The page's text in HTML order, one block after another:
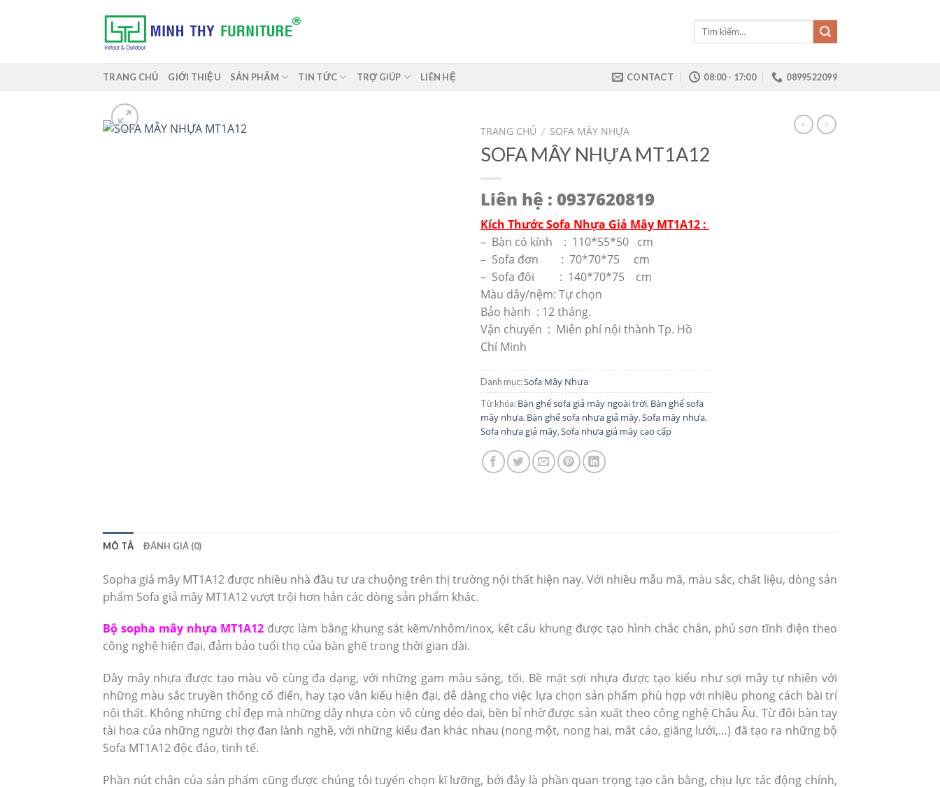
Tìm
TRANG CHỦ GIỚI THIỆU SẢN PHẨM TIN TỨC TRỢ GIÚP LIÊN HỆ CONTACT 08:00 - 17:00 0899522099
TRANG CHỦ / SOFA MÂY NHỰA
SOFA MÂY NHỰA MT1A12
Liên hệ : 0937620819
Kích Thước Sofa Nhựa Giả Mây MT1A12 :
– Bàn có kính : 110*55*50 cm
– Sofa đơn : 70*70*75 cm
– Sofa đôi : 140*70*75 cm
Màu dây/nệm: Tự chọn
Bảo hành : 12 tháng.
Vận chuyển : Miễn phí nội thành Tp. Hồ
Chí Minh
Danh mục:Sofa Mây Nhựa
Từ khóa:Bàn ghế sofa giả mây ngoài trời, Bàn ghế sofa
mây nhựa, Bàn ghế sofa nhựa giả mây,Sofa mây nhựa,
Sofa nhựa giả mây,Sofa nhựa giả mây cao cấp
MÔ TẢ ĐÁNH GIÁ (0)
Sopha giả mây MT1A12 được nhiều nhà đầu tư ưa chuộng trên thị trường nội thất hiện nay. Với nhiều mẫu mã, màu sắc, chất liệu, dòng sản
phẩm Sofa giả mây MT1A12 vượt trội hơn hẳn các dòng sản phẩm khác.
Bộ sopha mây nhựa MT1A12 được làm bằng khung sắt kẽm/nhôm/inox, kết cấu khung được tạo hình chắc chắn, phủ sơn tĩnh điện theo
công nghệ hiện đại, đảm bảo tuổi thọ của bàn ghế trong thời gian dài.
Dây mây nhựa được tạo màu vô cùng đa dạng, với những gam màu sáng, tối. Bề mặt sợi nhựa được tạo kiểu như sợi mây tự nhiên với
những màu sắc truyền thống cổ điển, hay tạo vân kiểu hiện đại, dễ dàng cho việc lựa chọn sản phẩm phù hợp với nhiều phong cách bài trí
nội thất. Không những chỉ đẹp mà những dây nhựa còn vô cùng dẻo dai, bền bỉ nhờ được sản xuất theo công nghệ Châu Âu. Từ đôi bàn tay
tài hoa của những người thợ đan lành nghề, với những kiểu đan khác nhau (nong một, nong hai, mắt cáo, giăng lưới,…) đã tạo ra những bộ
Sofa MT1A12 độc đáo, tinh tế.
Phần nút chân của sản phẩm cũng được chúng tôi tuyển chọn kĩ lưỡng, bởi đây là phần quan trọng tạo cân bằng, chịu lực tác động chính,